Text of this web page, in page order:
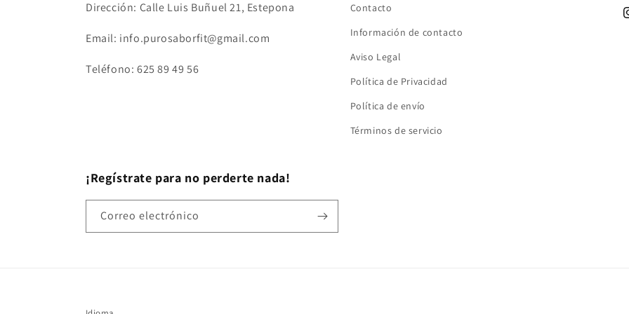
Dirección: Calle Luis Buñuel 21, Estepona
Email: info.purosaborfit@gmail.com
Teléfono: 625 89 49 56
Contacto
Información de contacto
Aviso Legal
Política de Privacidad
Política de envío
Términos de servicio
¡Regístrate para no perderte nada!
Correo electrónico